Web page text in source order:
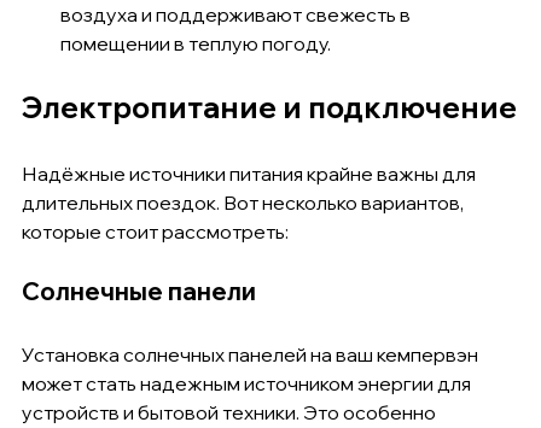
воздуха и поддерживают свежесть в
помещении в теплую погоду.
Электропитание и подключение
Надёжные источники питания крайне важны для
длительных поездок. Вот несколько вариантов,
которые стоит рассмотреть:
Солнечные панели
Установка солнечных панелей на ваш кемпервэн
может стать надежным источником энергии для
устройств и бытовой техники. Это особенно